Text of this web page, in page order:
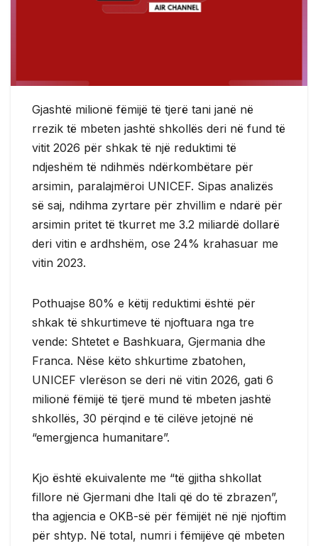
Gjashtë milionë fëmijë të tjerë tani janë në
rrezik të mbeten jashtë shkollës deri në fund të
vitit 2026 për shkak të një reduktimi të
ndjeshëm të ndihmës ndërkombëtare për
arsimin, paralajmëroi UNICEF. Sipas analizës
së saj, ndihma zyrtare për zhvillim e ndarë për
arsimin pritet të tkurret me 3.2 miliardë dollarë
deri vitin e ardhshëm, ose 24% krahasuar me
vitin 2023.
Pothuajse 80% e këtij reduktimi është për
shkak të shkurtimeve të njoftuara nga tre
vende: Shtetet e Bashkuara, Gjermania dhe
Franca. Nëse këto shkurtime zbatohen,
UNICEF vlerëson se deri në vitin 2026, gati 6
milionë fëmijë të tjerë mund të mbeten jashtë
shkollës, 30 përqind e të cilëve jetojnë në
“emergjenca humanitare”.
Kjo është ekuivalente me “të gjitha shkollat ​​
fillore në Gjermani dhe Itali që do të zbrazen”,
tha agjencia e OKB-së për fëmijët në një njoftim
për shtyp. Në total, numri i fëmijëve që mbeten